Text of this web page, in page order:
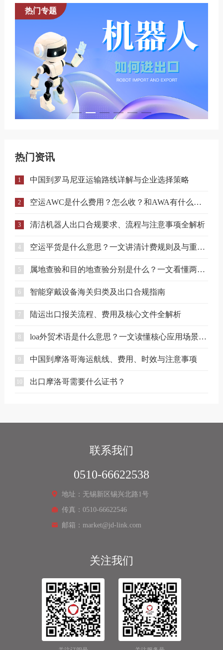
热门专题
热门资讯
1 中国到罗马尼亚运输路线详解与企业选择策略
2 空运AWC是什么费用？怎么收？和AWA有什么区别？
3 清洁机器人出口合规要求、流程与注意事项全解析
4 空运平货是什么意思？一文讲清计费规则及与重货、泡货的区别
5 属地查验和目的地查验分别是什么？一文看懂两者区别
6 智能穿戴设备海关归类及出口合规指南
7 陆运出口报关流程、费用及核心文件全解析
8 loa外贸术语是什么意思？一文读懂核心应用场景与避坑要点
9 中国到摩洛哥海运航线、费用、时效与注意事项
10 出口摩洛哥需要什么证书？
联系我们
0510-66622538
地址：无锡新区锡兴北路1号
传真：0510-66622546
邮箱：market@jd-link.com
关注我们